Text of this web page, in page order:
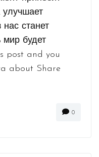
станет
мир будет
post and you
about Share
0